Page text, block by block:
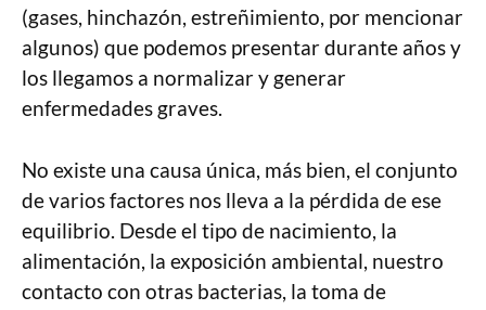
(gases, hinchazón, estreñimiento, por mencionar
algunos) que podemos presentar durante años y
los llegamos a normalizar y generar
enfermedades graves.
No existe una causa única, más bien, el conjunto
de varios factores nos lleva a la pérdida de ese
equilibrio. Desde el tipo de nacimiento, la
alimentación, la exposición ambiental, nuestro
contacto con otras bacterias, la toma de